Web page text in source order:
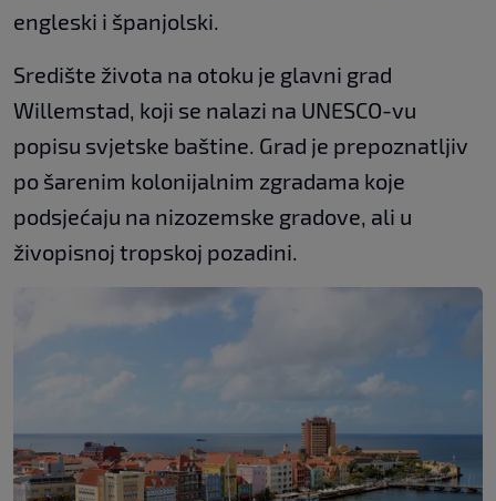
engleski i španjolski.
Središte života na otoku je glavni grad
Willemstad, koji se nalazi na UNESCO-vu
popisu svjetske baštine. Grad je prepoznatljiv
po šarenim kolonijalnim zgradama koje
podsjećaju na nizozemske gradove, ali u
živopisnoj tropskoj pozadini.